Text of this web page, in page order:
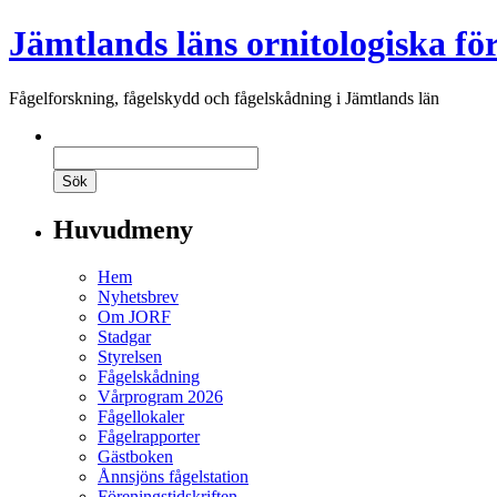
Jämtlands läns ornitologiska
Fågelforskning, fågelskydd och fågelskådning i Jämtlands län
Huvudmeny
Hem
Nyhetsbrev
Om JORF
Stadgar
Styrelsen
Fågelskådning
Vårprogram 2026
Fågellokaler
Fågelrapporter
Gästboken
Ånnsjöns fågelstation